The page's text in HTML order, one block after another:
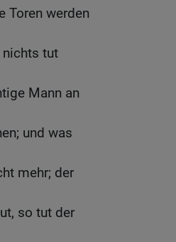
Toren werden
nichts tut
Mann an
und was
mehr; der
so tut der